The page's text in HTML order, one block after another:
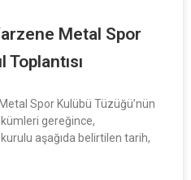
Metal Spor
Spor Kulübü Tüzüğü’nün
gereğince,
aşağıda belirtilen tarih,